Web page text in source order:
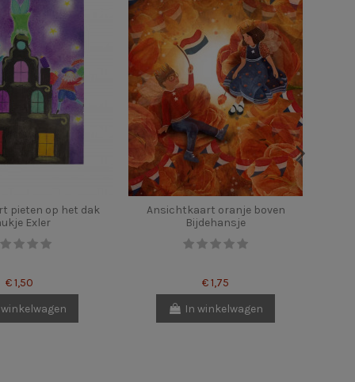
pieten op het dak
Exler
€ 1,50
Ansichtkaart oranje boven
Bijdehansje
€ 1,75
In winkelwagen